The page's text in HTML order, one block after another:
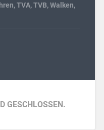
,TVA,TVB,Walken,
GESCHLOSSEN.